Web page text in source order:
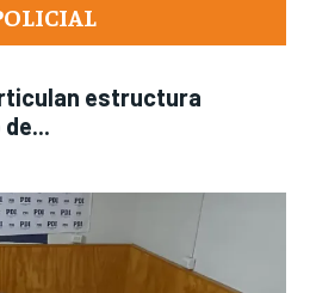
estructura